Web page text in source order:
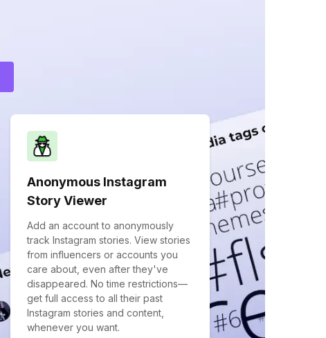
Anonymous Instagram
Story Viewer
Add an account to anonymously
track Instagram stories. View stories
from influencers or accounts you
care about, even after they've
disappeared. No time restrictions—
get full access to all their past
Instagram stories and content,
whenever you want.